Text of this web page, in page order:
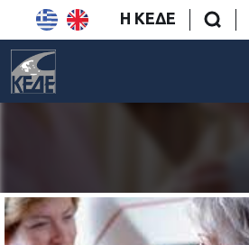
Η ΚΕΔΕ